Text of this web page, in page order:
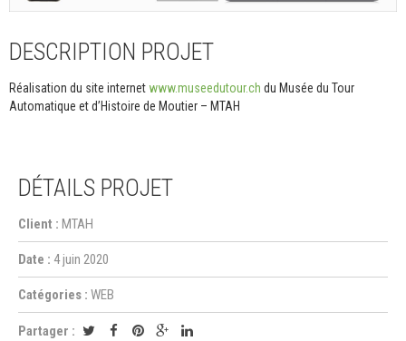
DESCRIPTION PROJET
Réalisation du site internet www.museedutour.ch du Musée du Tour
Automatique et d’Histoire de Moutier – MTAH
DÉTAILS PROJET
Client : MTAH
Date : 4 juin 2020
Catégories : WEB
Partager :